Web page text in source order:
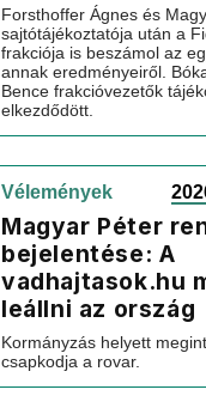
Forsthoffer Ágnes és
sajtótájékoztatója után a
frakciója is beszámol az
annak eredményeiről.
Bence frakcióvezetők
elkezdődött.
Vélemények
Magyar Péter
bejelentése: A
vadhajtasok.hu
leállni az ország
Kormányzás helyett
csapkodja a rovar.